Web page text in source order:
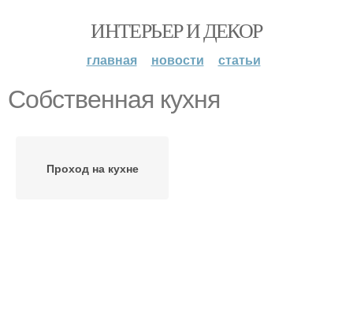
ИНТЕРЬЕР И ДЕКОР
главная новости статьи
Собственная кухня
Проход на кухне